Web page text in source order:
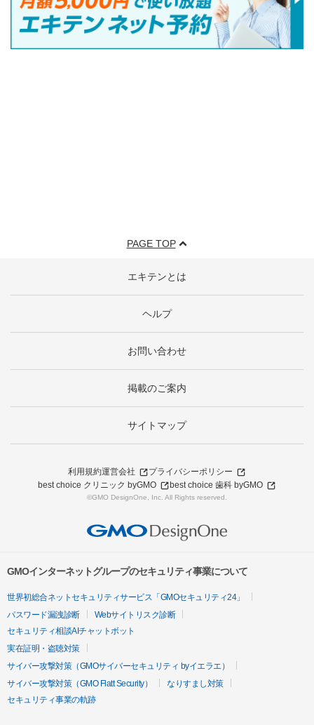
PAGE TOP
エキテンとは
ヘルプ
お問い合わせ
掲載のご案内
サイトマップ
利用規約運営会社
プライバシーポリシー
best choice クリニック byGMO
best choice 歯科 byGMO
©GMO DesignOne, Inc. All Rights reserved.
GMOインターネットグループのセキュリティ事業について
世界初総合ネットセキュリティサービス「GMOセキュリティ24」
パスワード漏洩診断
Webサイトリスク診断
セキュリティ相談AIチャットボット
実在証明・盗聴対策
サイバー攻撃対策（GMOサイバーセキュリティ byイエラエ）
サイバー攻撃対策（GMO Flatt Security）
なりすまし対策
セキュリティ事業の軌跡